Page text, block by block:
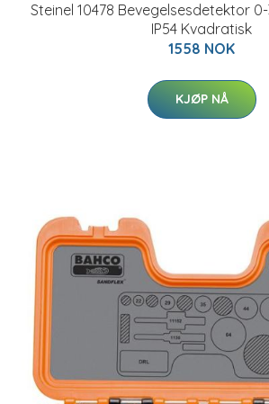
Steinel 10478 Bevegelsesdetektor 0-
IP54 Kvadratisk
1558 NOK
KJØP NÅ